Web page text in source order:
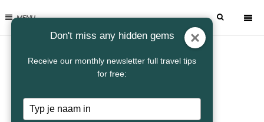
MENU
Don't miss any hidden gems
Receive our monthly newsletter full travel tips
for free:
Typ
je